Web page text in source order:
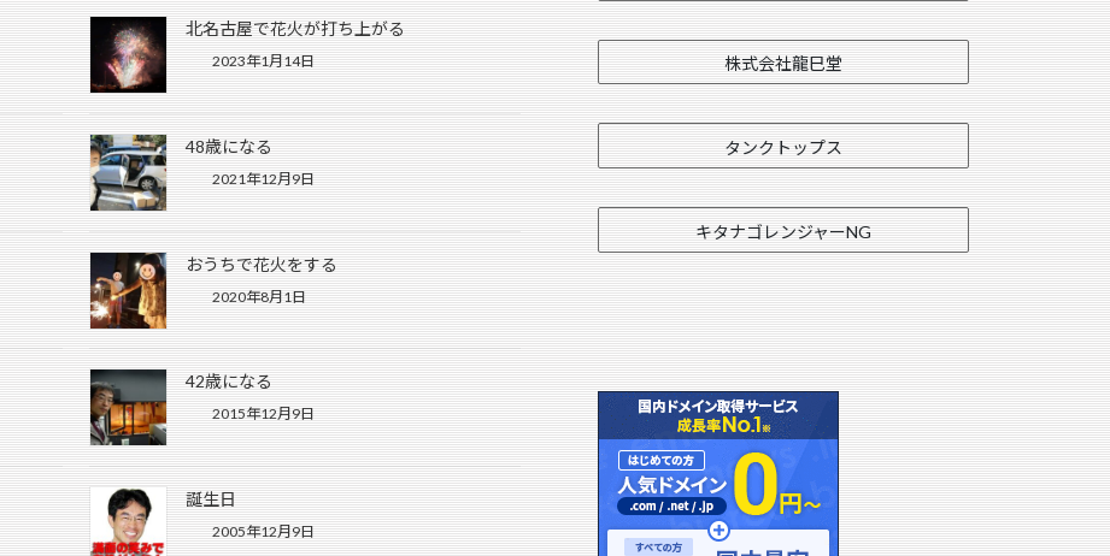
北名古屋で花火が打ち上がる
2023年1月14日
48歳になる
2021年12月9日
おうちで花火をする
2020年8月1日
42歳になる
2015年12月9日
誕生日
2005年12月9日
株式会社龍巳堂
タンクトップス
キタナゴレンジャーNG